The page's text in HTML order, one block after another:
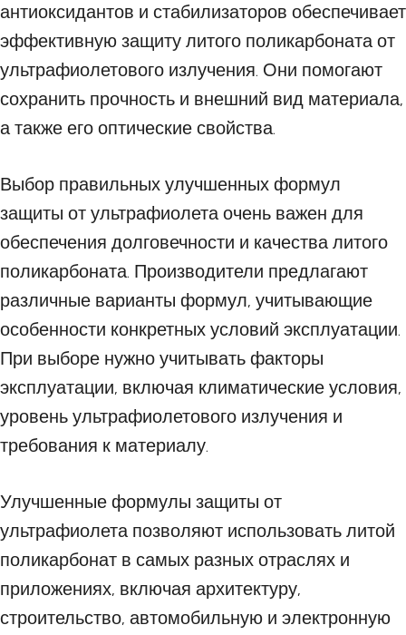
антиоксидантов и стабилизаторов обеспечивает
эффективную защиту литого поликарбоната от
ультрафиолетового излучения. Они помогают
сохранить прочность и внешний вид материала,
а также его оптические свойства.
Выбор правильных улучшенных формул
защиты от ультрафиолета очень важен для
обеспечения долговечности и качества литого
поликарбоната. Производители предлагают
различные варианты формул, учитывающие
особенности конкретных условий эксплуатации.
При выборе нужно учитывать факторы
эксплуатации, включая климатические условия,
уровень ультрафиолетового излучения и
требования к материалу.
Улучшенные формулы защиты от
ультрафиолета позволяют использовать литой
поликарбонат в самых разных отраслях и
приложениях, включая архитектуру,
строительство, автомобильную и электронную